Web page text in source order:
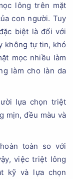
lông trên mặt
con người. Tuy
biệt là đối với
không tự tin, khó
mọc nhiều làm
làm cho làn da
lựa chọn triệt
mịn, đều màu và
toàn so với
việc triệt lông
kỹ và lựa chọn